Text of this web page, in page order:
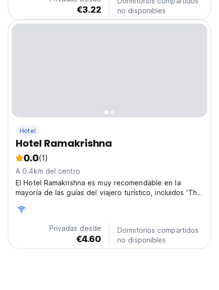
€3.22
no disponibles
Hotel
Hotel Ramakrishna
0.0(1)
A 0.4km del centro
El Hotel Ramakrishna es muy recomendable en la
mayoría de las guías del viajero turístico, incluidos 'The
Privadas desde
€4.60
Dormitorios compartidos
no disponibles